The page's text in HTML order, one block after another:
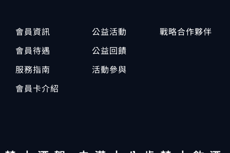
會員資訊
會員待遇
服務指南
會員卡介紹
公益活動
公益回饋
活動參與
戰略合作夥伴